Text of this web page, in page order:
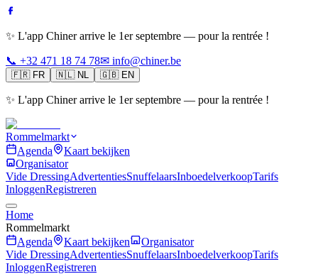
✨ L'app Chiner arrive le 1er septembre — pour la rentrée !
📞 +32 471 18 74 78✉ info@chiner.be
🇫🇷 FR 🇳🇱 NL 🇬🇧 EN
✨ L'app Chiner arrive le 1er septembre — pour la rentrée !
Rommelmarkt
Agenda
Kaart bekijken
Organisator
Vide DressingAdvertentiesSnuffelaarsInboedelverkoopTarifs
InloggenRegistreren
Home
Rommelmarkt
Agenda
Kaart bekijken
Organisator
Vide DressingAdvertentiesSnuffelaarsInboedelverkoopTarifs
InloggenRegistreren